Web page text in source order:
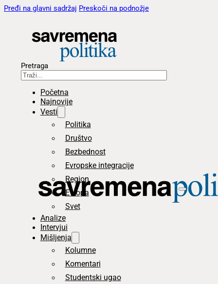
Pređi na glavni sadržaj Preskoči na podnožje
Pretraga
Početna
Najnovije
Vesti
Politika
Društvo
Bezbednost
Evropske integracije
Region
Evropa
Svet
Analize
Intervjui
Mišljenja
Kolumne
Komentari
Studentski ugao